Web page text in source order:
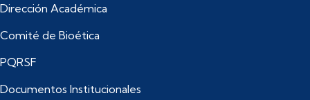
Dirección Académica
Comité de Bioética
PQRSF
Documentos Institucionales